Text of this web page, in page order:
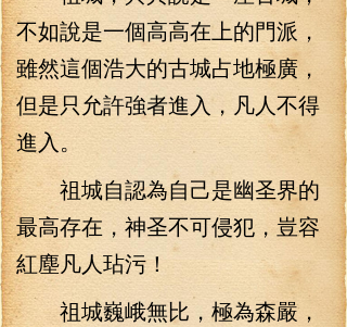
不如說是一個高高在上的門派，
雖然這個浩大的古城占地極廣，
但是只允許強者進入，凡人不得
進入。
祖城自認為自己是幽圣界的
最高存在，神圣不可侵犯，豈容
紅塵凡人玷污！
祖城巍峨無比，極為森嚴，